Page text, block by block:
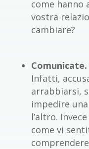
come hanno
vostra
cambiare?
Comunicate.
Infatti,
arrabbiarsi,
impedire
l’altro.
come vi